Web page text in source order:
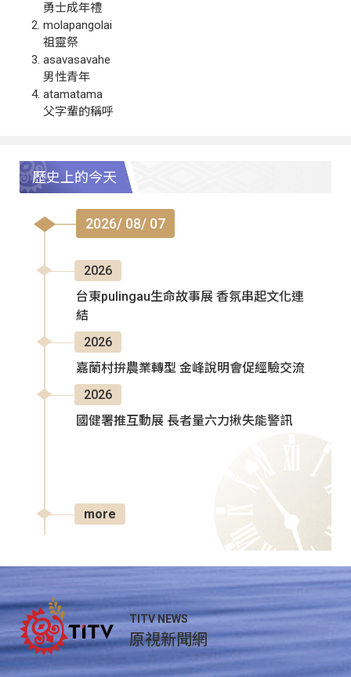
勇士成年禮
molapangolai
祖靈祭
asavasavahe
男性青年
atamatama
父字輩的稱呼
歷史上的今天
2026/ 08/ 07
2026
台東pulingau生命故事展 香氛串起文化連
結
2026
嘉蘭村拚農業轉型 金峰說明會促經驗交流
2026
國健署推互動展 長者量六力揪失能警訊
more
TITV NEWS
原視新聞網